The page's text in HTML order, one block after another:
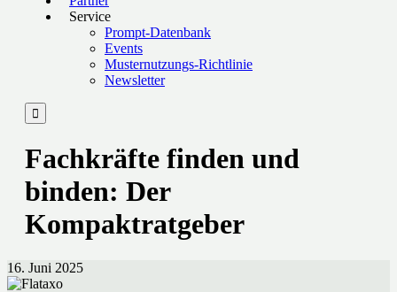
Service
Prompt-Datenbank
Events
Musternutzungs-Richtlinie
Newsletter

Fachkräfte finden und
binden: Der
Kompaktratgeber
16. Juni 2025